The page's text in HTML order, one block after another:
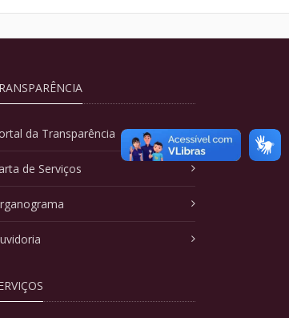
da Transparência
de Serviços